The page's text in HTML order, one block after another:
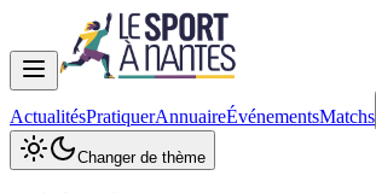
ActualitésPratiquerAnnuaireÉvénementsMatchs
Changer de thème